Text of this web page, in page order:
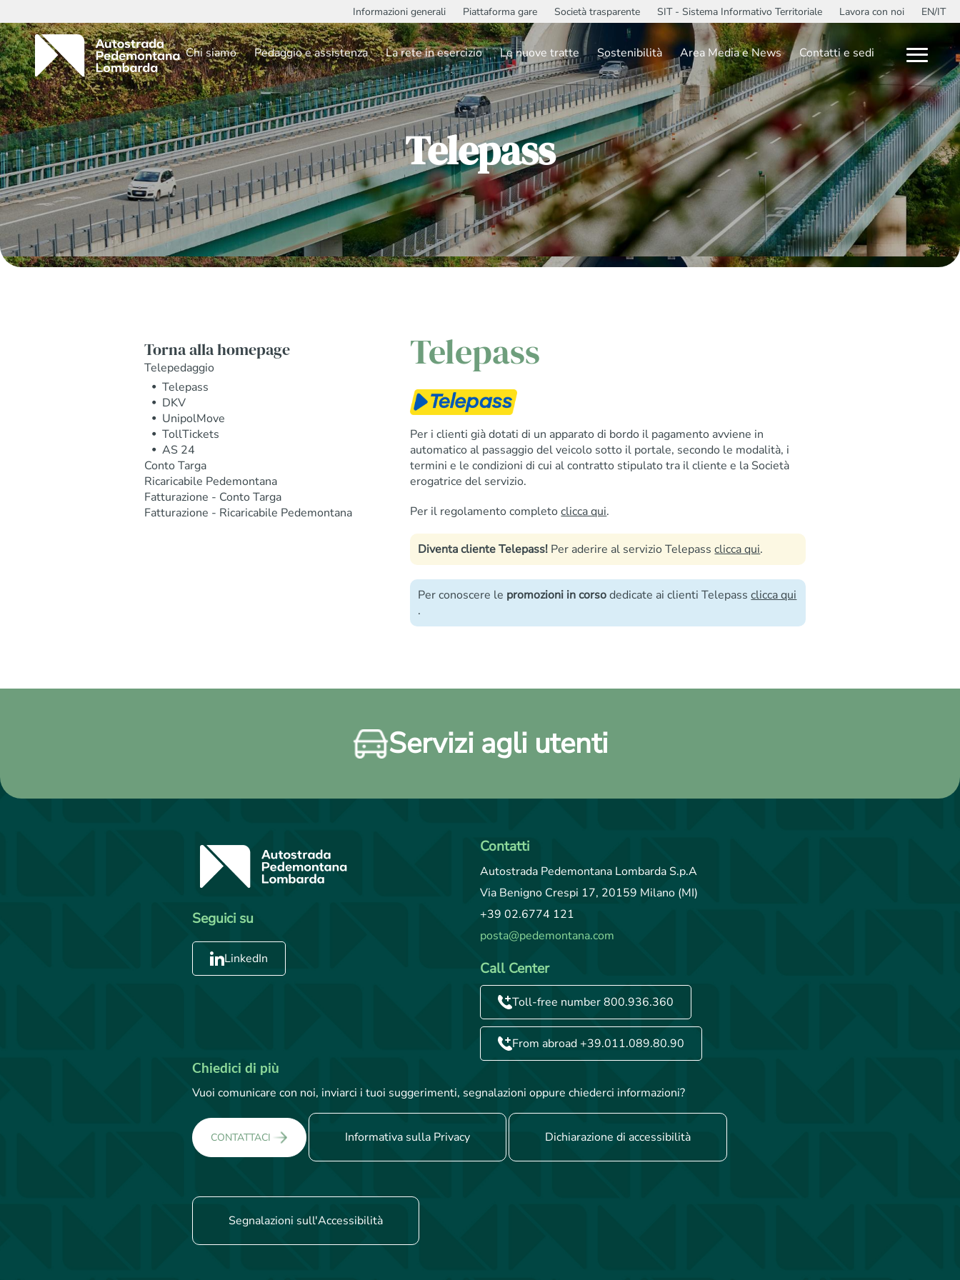
Informazioni generali Piattaforma gare Società trasparente SIT - Sistema Informativo Territoriale Lavora con noi EN/IT
Chi siamo Pedaggio e assistenza La rete in esercizio Le nuove tratte Sostenibilità Area Media e News Contatti e sedi
Telepass
Torna alla homepage
Telepedaggio
Telepass
DKV
UnipolMove
TollTickets
AS 24
Conto Targa
Ricaricabile Pedemontana
Fatturazione - Conto Targa
Fatturazione - Ricaricabile Pedemontana
Telepass
Per i clienti già dotati di un apparato di bordo il pagamento avviene in
automatico al passaggio del veicolo sotto il portale, secondo le modalità, i
termini e le condizioni di cui al contratto stipulato tra il cliente e la Società
erogatrice del servizio.
Per il regolamento completoclicca qui.
Diventa cliente Telepass! Per aderire al servizio Telepassclicca qui.
Per conoscere le promozioni in corsodedicate ai clienti Telepassclicca qui
.
Servizi agli utenti
Seguici su
LinkedIn
Contatti
Autostrada Pedemontana Lombarda S.p.A
Via Benigno Crespi 17, 20159 Milano (MI)
+39 02.6774 121
posta@pedemontana.com
Call Center
Toll-free number 800.936.360
From abroad +39.011.089.80.90
Chiedici di più
Vuoi comunicare con noi, inviarci i tuoi suggerimenti, segnalazioni oppure chiederci informazioni?
CONTATTACI Informativa sulla Privacy Dichiarazione di accessibilità
Segnalazioni sull'Accessibilità